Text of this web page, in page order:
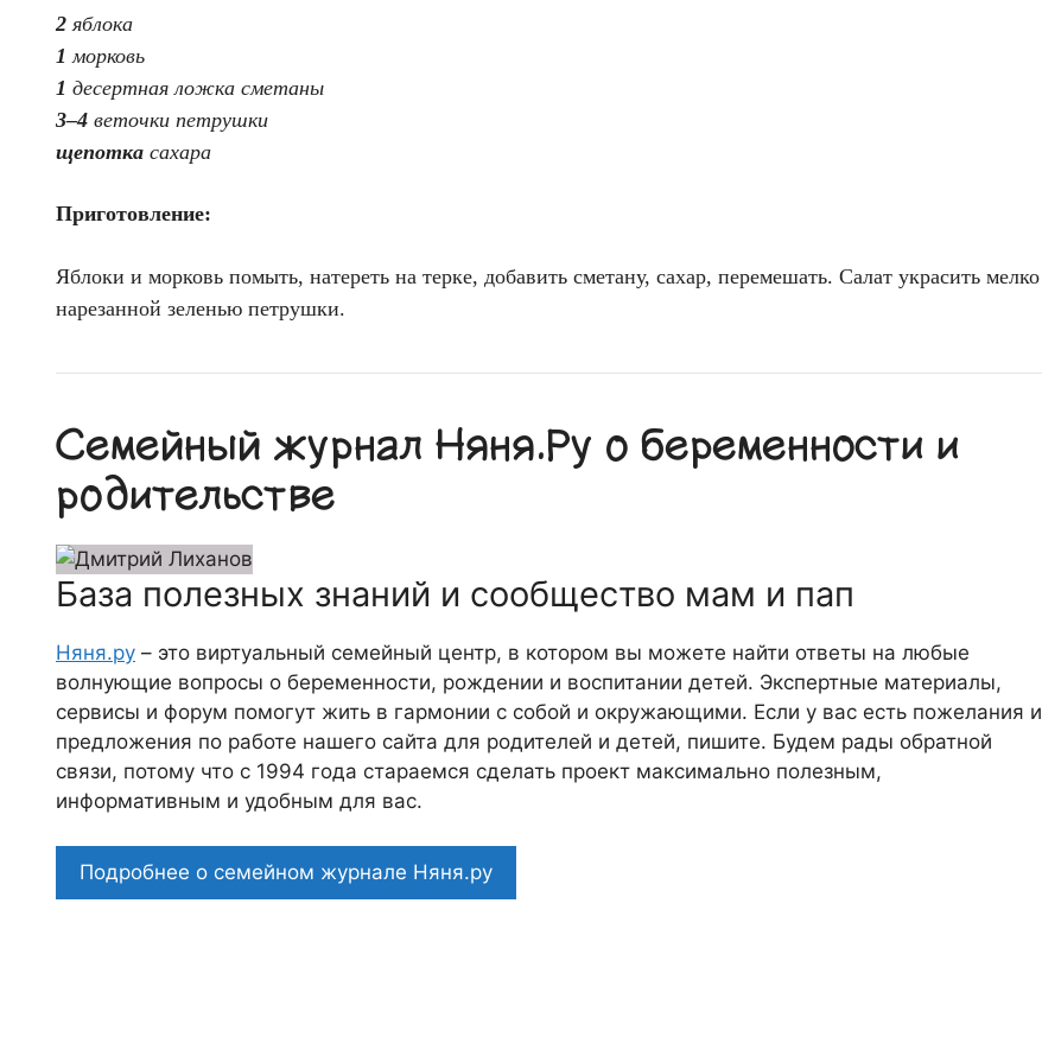
2 яблока
1 морковь
1 десертная ложка сметаны
3–4 веточки петрушки
щепотка сахара
Приготовление:
Яблоки и морковь помыть, натереть на терке, добавить сметану, сахар, перемешать. Салат украсить мелко
нарезанной зеленью петрушки.
Семейный журнал Няня.Ру о беременности и
родительстве
База полезных знаний и сообщество мам и пап
Няня.ру – это виртуальный семейный центр, в котором вы можете найти ответы на любые
волнующие вопросы о беременности, рождении и воспитании детей. Экспертные материалы,
сервисы и форум помогут жить в гармонии с собой и окружающими. Если у вас есть пожелания и
предложения по работе нашего сайта для родителей и детей, пишите. Будем рады обратной
связи, потому что c 1994 года стараемся сделать проект максимально полезным,
информативным и удобным для вас.
Подробнее о семейном журнале Няня.ру